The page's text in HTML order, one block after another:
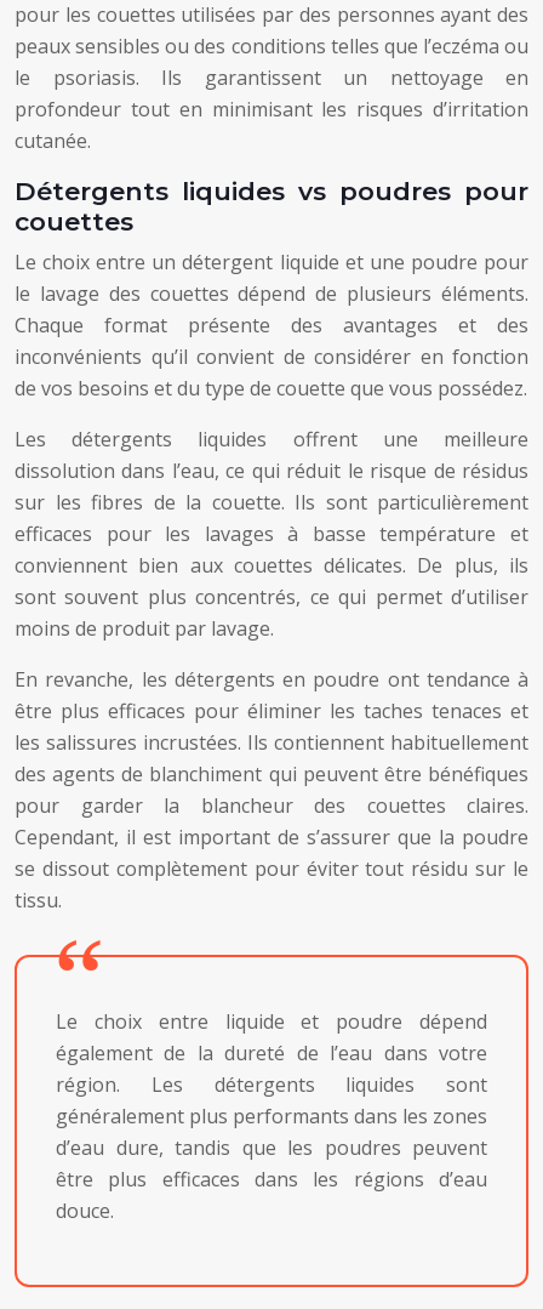
pour les couettes utilisées par des personnes ayant des
peaux sensibles ou des conditions telles que l’eczéma ou
le psoriasis. Ils garantissent un nettoyage en
profondeur tout en minimisant les risques d’irritation
cutanée.
Détergents liquides vs poudres pour
couettes
Le choix entre un détergent liquide et une poudre pour
le lavage des couettes dépend de plusieurs éléments.
Chaque format présente des avantages et des
inconvénients qu’il convient de considérer en fonction
de vos besoins et du type de couette que vous possédez.
Les détergents liquides offrent une meilleure
dissolution dans l’eau, ce qui réduit le risque de résidus
sur les fibres de la couette. Ils sont particulièrement
efficaces pour les lavages à basse température et
conviennent bien aux couettes délicates. De plus, ils
sont souvent plus concentrés, ce qui permet d’utiliser
moins de produit par lavage.
En revanche, les détergents en poudre ont tendance à
être plus efficaces pour éliminer les taches tenaces et
les salissures incrustées. Ils contiennent habituellement
des agents de blanchiment qui peuvent être bénéfiques
pour garder la blancheur des couettes claires.
Cependant, il est important de s’assurer que la poudre
se dissout complètement pour éviter tout résidu sur le
tissu.
Le choix entre liquide et poudre dépend
également de la dureté de l’eau dans votre
région. Les détergents liquides sont
généralement plus performants dans les zones
d’eau dure, tandis que les poudres peuvent
être plus efficaces dans les régions d’eau
douce.